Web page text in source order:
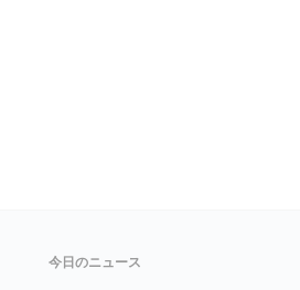
今日のニュース